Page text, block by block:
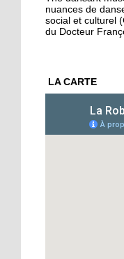
kebab
protection
15 octobre
L'école
Oser parler
nuances de
social et culturel
du Docteur
LA CARTE